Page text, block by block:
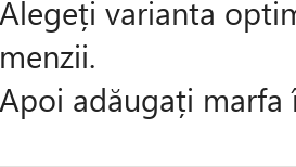
Masa brutto,
Lungime
varianta
adăugați marfa